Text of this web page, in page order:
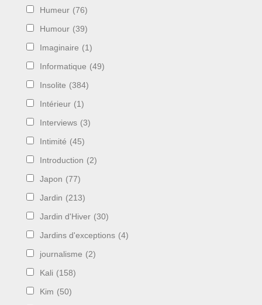
Humeur (76)
Humour (39)
Imaginaire (1)
Informatique (49)
Insolite (384)
Intérieur (1)
Interviews (3)
Intimité (45)
Introduction (2)
Japon (77)
Jardin (213)
Jardin d'Hiver (30)
Jardins d'exceptions (4)
journalisme (2)
Kali (158)
Kim (50)